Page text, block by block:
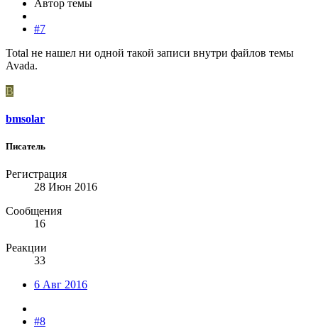
Автор темы
#7
Total не нашел ни одной такой записи внутри файлов темы
Avada.
B
bmsolar
Писатель
Регистрация
28 Июн 2016
Сообщения
16
Реакции
33
6 Авг 2016
#8